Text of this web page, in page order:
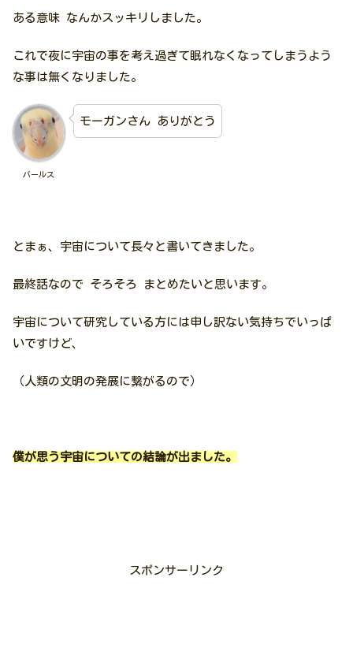
ある意味 なんかスッキリしました。
これで夜に宇宙の事を考え過ぎて眠れなくなってしまうよう
な事は無くなりました。
バールス
モーガンさん ありがとう
とまぁ、宇宙について長々と書いてきました。
最終話なので そろそろ まとめたいと思います。
宇宙について研究している方には申し訳ない気持ちでいっぱ
いですけど、
（人類の文明の発展に繋がるので）
僕が思う宇宙についての結論が出ました。
スポンサーリンク